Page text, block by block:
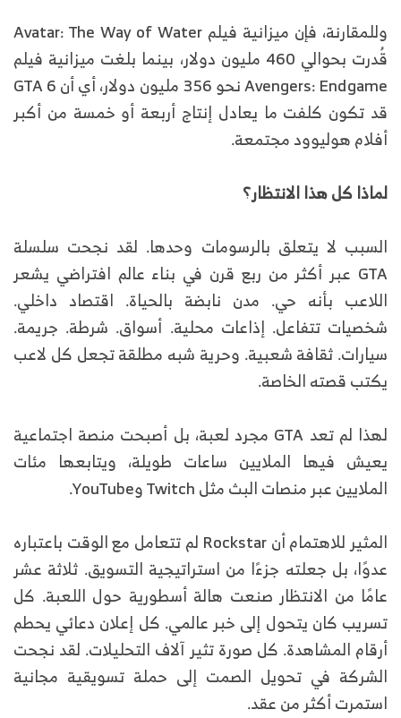
وللمقارنة، فإن ميزانية فيلم Avatar: The Way of Water
قُدرت بحوالي 460 مليون دولار، بينما بلغت ميزانية فيلم
Avengers: Endgame نحو 356 مليون دولار، أي أن GTA 6
قد تكون كلفت ما يعادل إنتاج أربعة أو خمسة من أكبر
أفلام هوليوود مجتمعة.
لماذا كل هذا الانتظار؟
السبب لا يتعلق بالرسومات وحدها. لقد نجحت سلسلة
GTA عبر أكثر من ربع قرن في بناء عالم افتراضي يشعر
اللاعب بأنه حي. مدن نابضة بالحياة. اقتصاد داخلي.
شخصيات تتفاعل. إذاعات محلية. أسواق. شرطة. جريمة.
سيارات. ثقافة شعبية. وحرية شبه مطلقة تجعل كل لاعب
يكتب قصته الخاصة.
لهذا لم تعد GTA مجرد لعبة، بل أصبحت منصة اجتماعية
يعيش فيها الملايين ساعات طويلة، ويتابعها مئات
الملايين عبر منصات البث مثل Twitch وYouTube.
المثير للاهتمام أن Rockstar لم تتعامل مع الوقت باعتباره
عدوًا، بل جعلته جزءًا من استراتيجية التسويق. ثلاثة عشر
عامًا من الانتظار صنعت هالة أسطورية حول اللعبة. كل
تسريب كان يتحول إلى خبر عالمي. كل إعلان دعائي يحطم
أرقام المشاهدة. كل صورة تثير آلاف التحليلات. لقد نجحت
الشركة في تحويل الصمت إلى حملة تسويقية مجانية
استمرت أكثر من عقد.